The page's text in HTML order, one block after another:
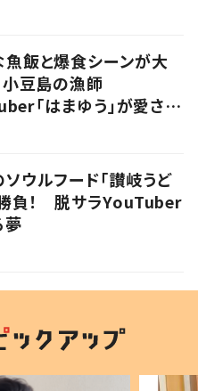
飯と爆食シーンが大
小豆島の漁師
「はまゆう」が愛され
ウルフード「讃岐うど
勝負！ 脱サラYouTuber
夢